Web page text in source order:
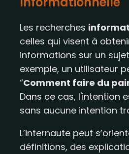
Les recherches
celles qui visent à
informations sur un
exemple, un utilisateur
“Comment faire du
Dans ce cas, l'intention
sans aucune intention
L’internaute peut
définitions, des